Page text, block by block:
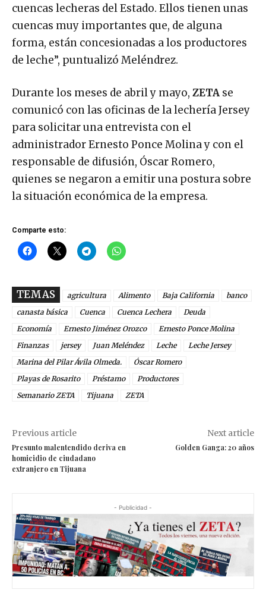
cuencas lecheras del Estado. Ellos tienen unas
cuencas muy importantes que, de alguna
forma, están concesionadas a los productores
de leche”, puntualizó Meléndrez.
Durante los meses de abril y mayo, ZETA se
comunicó con las oficinas de la lechería Jersey
para solicitar una entrevista con el
administrador Ernesto Ponce Molina y con el
responsable de difusión, Óscar Romero,
quienes se negaron a emitir una postura sobre
la situación económica de la empresa.
Comparte esto:
TEMAS agricultura Alimento Baja California
banco
canasta básica
Cuenca Cuenca Lechera
Deuda
Economía
Ernesto Jiménez Orozco
Ernesto Ponce Molina
Finanzas
jersey Juan Meléndez Leche
Leche Jersey
Marina del Pilar Ávila Olmeda.
Óscar Romero
Playas de Rosarito
Préstamo
Productores
Semanario ZETA
Tijuana ZETA
Previous article
Presunto malentendido deriva en
homicidio de ciudadano
extranjero en Tijuana
Next article
Golden Ganga: 20 años
- Publicidad -